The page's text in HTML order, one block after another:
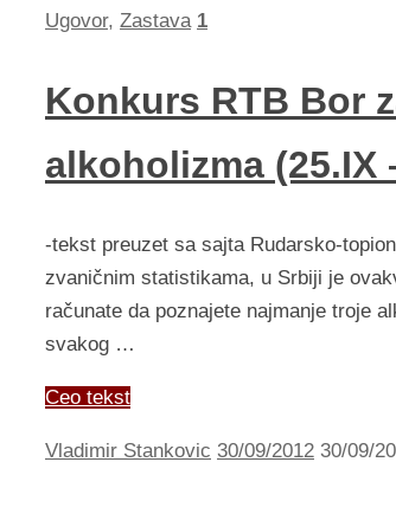
Ugovor, Zastava 1
Konkurs RTB Bor
alkoholizma (25.IX
-tekst preuzet sa sajta Rudarsko-
zvaničnim statistikama, u Srbiji je
računate da poznajete najmanje troje
svakog …
Ceo tekst
Vladimir Stankovic 30/09/2012 30/09/